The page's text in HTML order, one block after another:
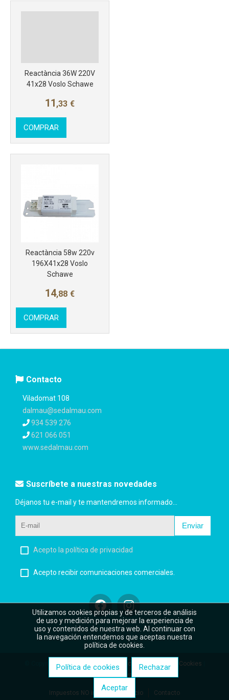
Reactància 36W 220V
41x28 Voslo Schawe
11 ,33 €
COMPRAR
Reactància 58w 220v
196X41x28 Voslo
Schawe
14,88 €
COMPRAR
Contacto
Viladomat 108
dalmau@sedalmau.com
934 539 276
621 066 051
www.sedalmau.com
Suscríbete a nuestras novedades
Déjanos tu e-mail y te mantendremos informado...
Enviar
Acepto la política de privacidad
Acepto recibir comunicaciones comerciales.
© Copyright 2026 | Aviso legal | Política de privacidad Cookies
Software DELSOL
Impuestos NO incluidos Inicio Contacto
Utilizamos cookies propias y de terceros de análisis
de uso y medición para mejorar la experiencia de
uso y contenidos de nuestra web. Al continuar con
la navegación entendemos que aceptas nuestra
política de cookies.
Política de cookies Rechazar
Aceptar